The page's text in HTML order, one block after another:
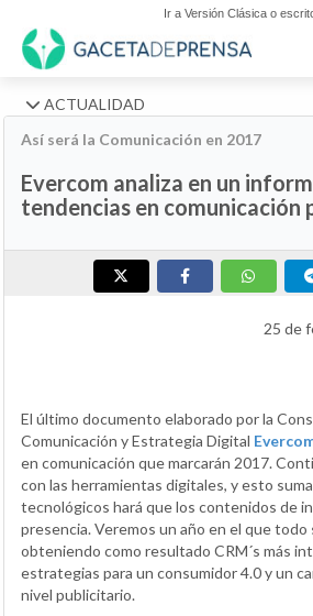
Ir a Versión Clásica o
ACTUALIDAD
Así será la Comunicación en 2017
Evercom analiza en un
tendencias en comunicación
25 de
El último documento elaborado por la
Comunicación y Estrategia Digital
en comunicación que marcarán 2017.
con las herramientas digitales, y esto
tecnológicos hará que los contenidos de
presencia. Veremos un año en el que todo
obteniendo como resultado CRM´s más
estrategias para un consumidor 4.0 y un
nivel publicitario.